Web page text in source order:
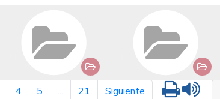
4 5 ... 21 Siguiente página siguiente
Imprimir